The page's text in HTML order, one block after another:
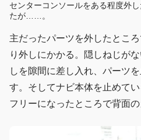
センターコンソールをある程度外
たが……。
主だったパーツを外したとこ
り外しにかかる。隠しねじが
しを隙間に差し入れ、パーツ
す。そしてナビ本体を止めて
フリーになったところで背面の